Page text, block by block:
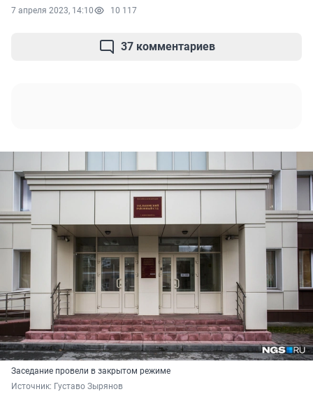
7 апреля 2023, 14:10 10 117
37 комментариев
Заседание провели в закрытом режиме
Источник: Густаво Зырянов